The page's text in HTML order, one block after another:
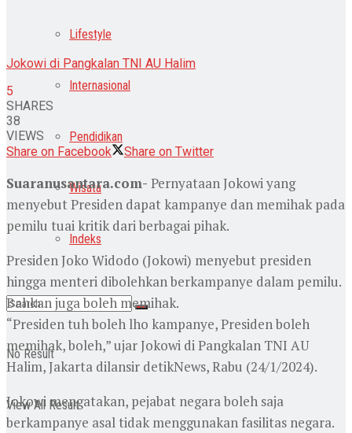
Lifestyle
Internasional
Pendidikan
Wisata
Indeks
No Result
View All Result
Jokowi di Pangkalan TNI AU Halim
5
SHARES
38
VIEWS
Share on Facebook
Share on Twitter
Suaranusantara.com- Pernyataan Jokowi yang
menyebut Presiden dapat kampanye dan memihak pada
pemilu tuai kritik dari berbagai pihak.
Presiden Joko Widodo (Jokowi) menyebut presiden
hingga menteri dibolehkan berkampanye dalam pemilu.
Bahkan juga boleh memihak.
“Presiden tuh boleh lho kampanye, Presiden boleh
memihak, boleh,” ujar Jokowi di Pangkalan TNI AU
Halim, Jakarta dilansir detikNews, Rabu (24/1/2024).
Jokowi mengatakan, pejabat negara boleh saja
berkampanye asal tidak menggunakan fasilitas negara.